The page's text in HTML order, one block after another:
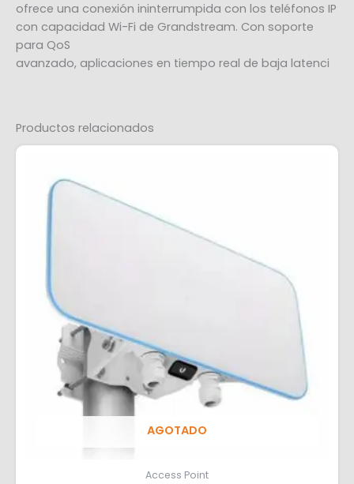
ofrece una conexión ininterrumpida con los teléfonos IP
con capacidad Wi-Fi de Grandstream. Con soporte
para QoS
avanzado, aplicaciones en tiempo real de baja latenci
Productos relacionados
AGOTADO
Access Point